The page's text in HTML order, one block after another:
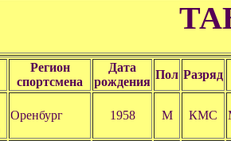
Регион
спортсмена
Дата
рождения
Пол Разряд
Оренбург 1958 М КМС